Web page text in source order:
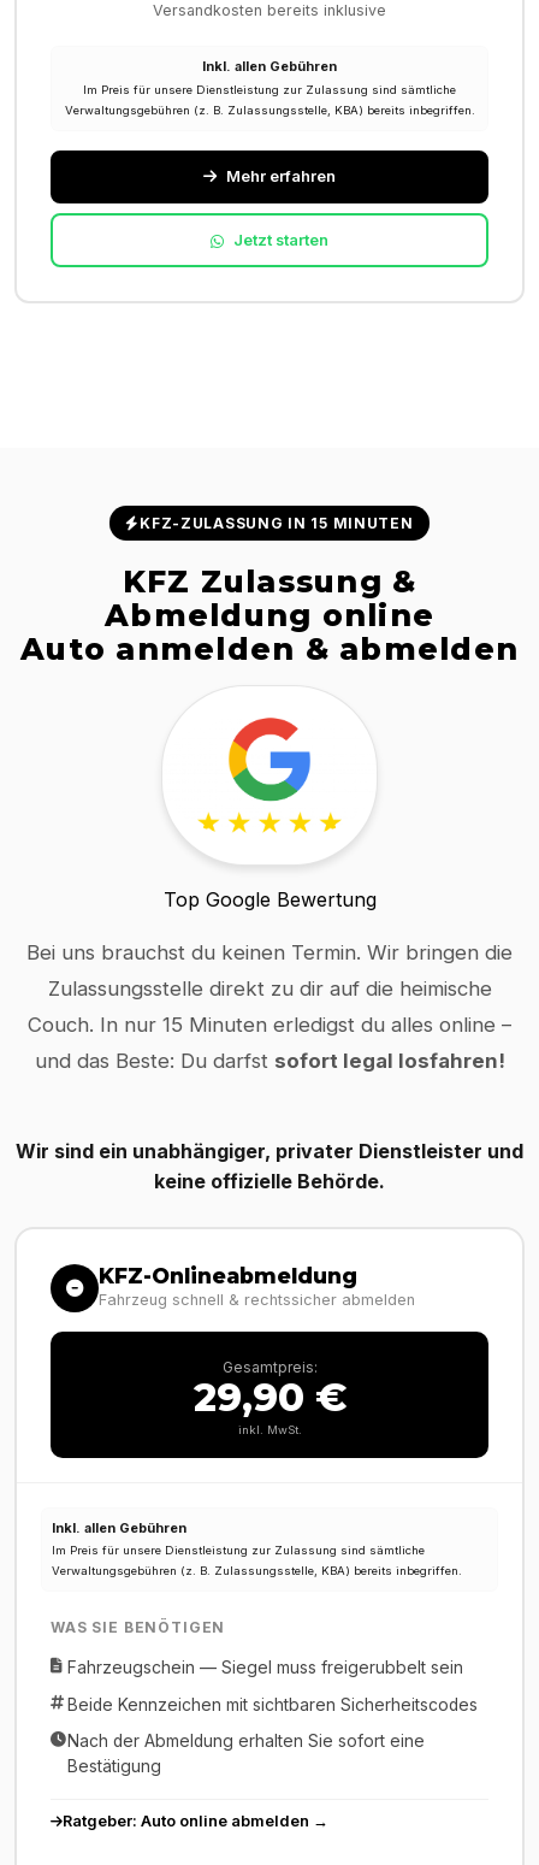
Versandkosten bereits inklusive
Inkl. allen Gebühren
Im Preis für unsere Dienstleistung zur Zulassung sind sämtliche
Verwaltungsgebühren (z. B. Zulassungsstelle, KBA) bereits inbegriffen.
Mehr erfahren
Jetzt starten
KFZ-ZULASSUNG IN 15 MINUTEN
KFZ Zulassung &
Abmeldung online
Auto anmelden & abmelden
Top Google Bewertung
Bei uns brauchst du keinen Termin. Wir bringen die
Zulassungsstelle direkt zu dir auf die heimische
Couch. In nur 15 Minuten erledigst du alles online –
und das Beste: Du darfst sofort legal losfahren!
Wir sind ein unabhängiger, privater Dienstleister und
keine offizielle Behörde.
KFZ-Onlineabmeldung
Fahrzeug schnell & rechtssicher abmelden
Gesamtpreis:
29,90 €
inkl. MwSt.
Inkl. allen Gebühren
Im Preis für unsere Dienstleistung zur Zulassung sind sämtliche
Verwaltungsgebühren (z. B. Zulassungsstelle, KBA) bereits inbegriffen.
WAS SIE BENÖTIGEN
Fahrzeugschein — Siegel muss freigerubbelt sein
Beide Kennzeichen mit sichtbaren Sicherheitscodes
Nach der Abmeldung erhalten Sie sofort eine
Bestätigung
Ratgeber: Auto online abmelden →